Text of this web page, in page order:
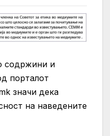
содржини и
порталот
значи дека
на нaведените